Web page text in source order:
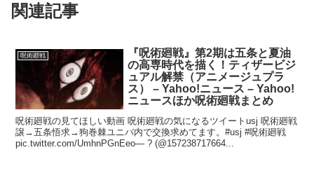
関連記事
呪術廻戦
『呪術廻戦』第2期は五条と夏油
の高専時代を描く！ティザービジ
ュアル解禁（アニメージュプラ
ス） – Yahoo!ニュース – Yahoo!
ニュースほか呪術廻戦まとめ
呪術廻戦の見てほしい動画 呪術廻戦の気になるツイートusj 呪術廻戦
譲→五条悟求→狗巻棘ユニバ内で交換求めてます。#usj #呪術廻戦
pic.twitter.com/UmhnPGnEeo— ? (@157238717664...